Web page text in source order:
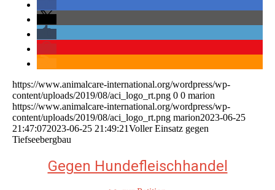
https://www.animalcare-international.org/wordpress/wp-
content/uploads/2019/08/aci_logo_rt.png 0 0 marion
https://www.animalcare-international.org/wordpress/wp-
content/uploads/2019/08/aci_logo_rt.png marion2023-06-25
21:47:072023-06-25 21:49:21Voller Einsatz gegen
Tiefseebergbau
Gegen Hundefleischhandel